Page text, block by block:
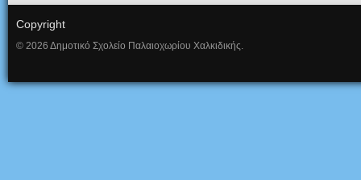
Copyright
© 2026 Δημοτικό Σχολείο Παλαιοχωρίου Χαλκιδικής.